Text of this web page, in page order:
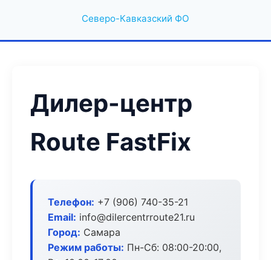
Северо-Кавказский ФО
Дилер-центр
Route FastFix
Телефон: +7 (906) 740-35-21
Email: info@dilercentrroute21.ru
Город: Самара
Режим работы: Пн-Сб: 08:00-20:00,